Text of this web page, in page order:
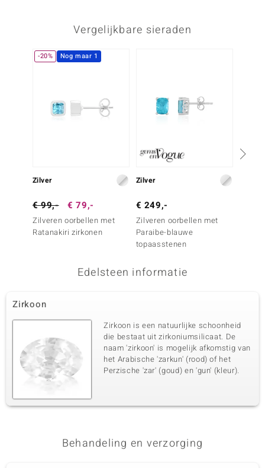
Vergelijkbare sieraden
-20% Nog maar 1
Zilver
€ 99,- € 79,-
Zilveren oorbellen met
Ratanakiri zirkonen
Zilver
€ 249,-
Zilveren oorbellen met
Paraibe-blauwe
topaasstenen
Edelsteen informatie
Zirkoon
Zirkoon is een natuurlijke schoonheid
die bestaat uit zirkoniumsilicaat. De
naam 'zirkoon' is mogelijk afkomstig van
het Arabische 'zarkun' (rood) of het
Perzische 'zar' (goud) en 'gun' (kleur).
Behandeling en verzorging